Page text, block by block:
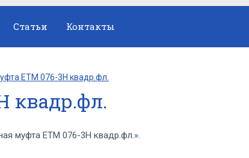
Статьи Контакты
ЕТМ 076-3Н квадр.фл.
квадр.фл.
муфта ЕТМ 076-3Н квадр.фл.».